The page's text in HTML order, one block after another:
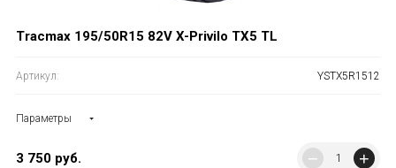
Tracmax 195/50R15 82V X-Privilo TX5 TL
Артикул: YSTX5R1512
Параметры
3 750 руб. − +